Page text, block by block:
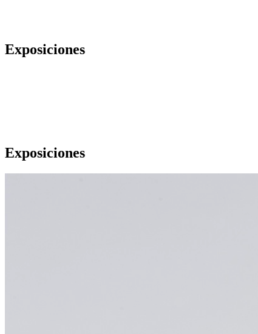
Exposiciones
Exposiciones